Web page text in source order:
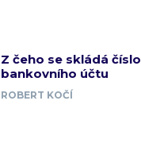
Z čeho se skládá číslo
bankovního účtu
ROBERT KOČÍ